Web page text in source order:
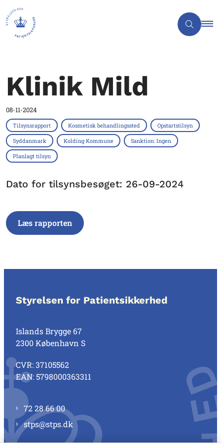
Klinik Mild
08-11-2024
Tilsynsrapport Kosmetisk behandlingssted Opstartstilsyn
Syddanmark Kolding Kommune Sanktion: Ingen
Planlagt tilsyn
Dato for tilsynsbesøget: 26-09-2024
Læs rapporten
Styrelsen for Patientsikkerhed
Islands Brygge 67
2300 København S
CVR: 37105562
EAN: 5798000363311
72 28 66 00
stps@stps.dk